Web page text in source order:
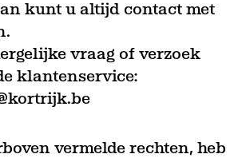
kunt u altijd contact met
vraag of verzoek
klantenservice:
vermelde rechten, heb